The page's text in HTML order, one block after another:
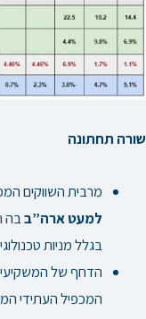
שורה תחתונה
מרבית השווקים
למעט ארה”בבה
בגלל מניות
הדחף של
המכפיל העתידי